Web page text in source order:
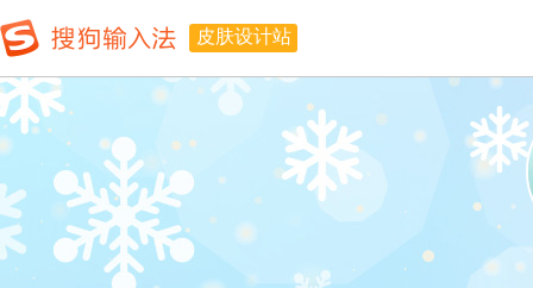
皮肤设计站